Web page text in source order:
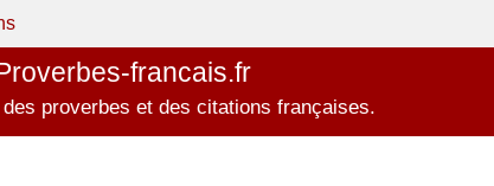
francais.fr
proverbes et des citations françaises.